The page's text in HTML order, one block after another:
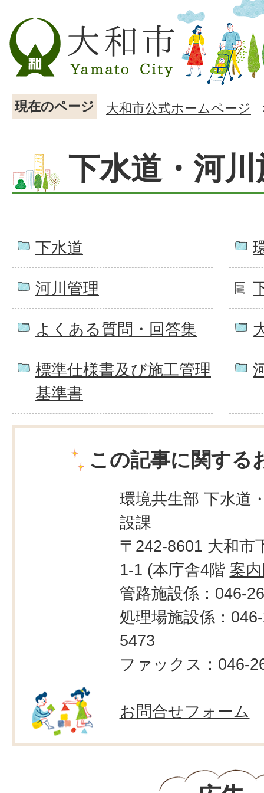
現在のページ 大和市公式ホームページ
下水道・河
下水道
河川管理
よくある質問・回答集
標準仕様書及び施工管理
基準書
この記事に関する
環境共生部 下水道
設課
〒242-8601 大和市
1-1 (本庁舎4階 案
管路施設係：046-
処理場施設係：
5473
ファックス：046-
お問合せフォーム